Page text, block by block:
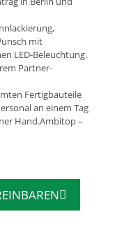
mit
LED-Beleuchtung.
Partner-
Fertigbauteile
an einem Tag
Hand.Ambitop –